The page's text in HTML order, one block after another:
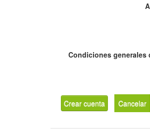
Condiciones generales
Crear cuenta Cancelar